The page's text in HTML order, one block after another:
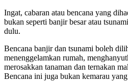
Ingat, cabaran atau bencana yang
bukan seperti banjir besar atau
dulu.
Bencana banjir dan tsunami boleh
menenggelamkan rumah,
merosakkan tanaman dan ternakan
Bencana ini juga bukan kemarau